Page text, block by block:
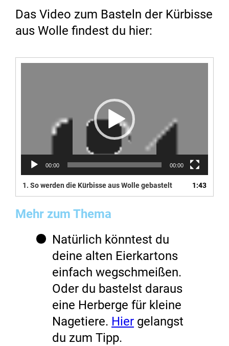
Das Video zum Basteln der Kürbisse
aus Wolle findest du hier:
00:00 00:00
1. So werden die Kürbisse aus Wolle gebastelt 1:43
Mehr zum Thema
Natürlich könntest du
deine alten Eierkartons
einfach wegschmeißen.
Oder du bastelst daraus
eine Herberge für kleine
Nagetiere. Hier gelangst
du zum Tipp.